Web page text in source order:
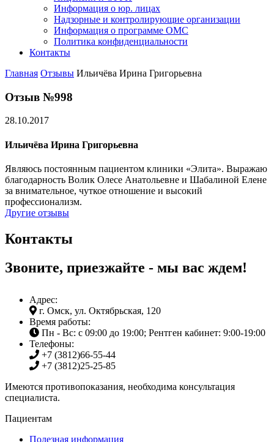
Информация о юр. лицах
Надзорные и контролирующие организации
Информация о программе ОМС
Политика конфиденциальности
Контакты
Главная Отзывы Ильичёва Ирина Григорьевна
Отзыв №998
28.10.2017
Ильичёва Ирина Григорьевна
Являюсь постоянным пациентом клиники «Элита». Выражаю
благодарность Волик Олесе Анатольевне и Шабалиной Елене
за внимательное, чуткое отношение и высокий
профессионализм.
Другие отзывы
Контакты
Звоните, приезжайте - мы вас ждем!
Адрес:
г. Омск, ул. Октябрьская, 120
Время работы:
Пн - Вс: с 09:00 до 19:00; Рентген кабинет: 9:00-19:00
Телефоны:
+7 (3812)66-55-44
+7 (3812)25-25-85
Имеются противопоказания, необходима консультация
специалиста.
Пациентам
Полезная информация